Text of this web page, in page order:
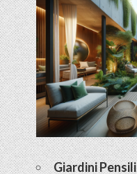
Giardini Pensili